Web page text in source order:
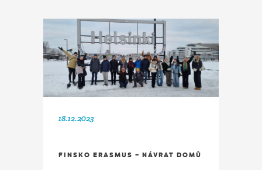
18.12.2023
FINSKO ERASMUS – NÁVRAT DOMŮ